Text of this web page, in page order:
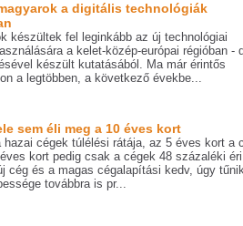
a digitális technológiák
készültek fel leginkább az új technológiai
a kelet-közép-európai régióban -
készült kutatásából. Ma már érintős
a legtöbben, a következő évekbe...
sem éli meg a 10 éves kort
hazai cégek túlélési rátája, az 5 éves kort a
kort pedig csak a cégek 48 százaléki éri
cég és a magas cégalapítási kedv, úgy
továbbra is pr...